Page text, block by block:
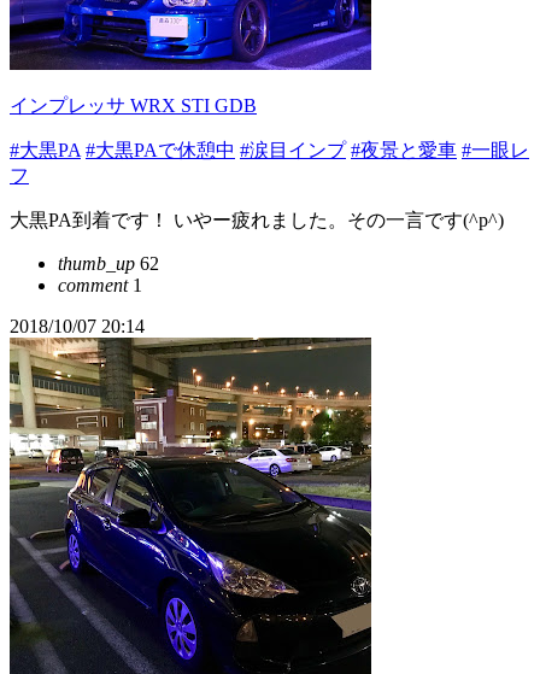
インプレッサ WRX STI GDB
#大黒PA #大黒PAで休憩中 #涙目インプ #夜景と愛車 #一眼レ
フ
大黒PA到着です！ いやー疲れました。その一言です(^p^)
thumb_up 62
comment1
2018/10/07 20:14